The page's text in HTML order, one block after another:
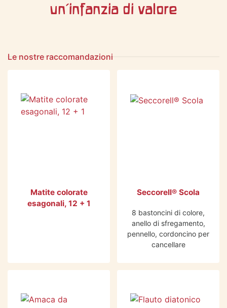
un'infanzia di valore
Le nostre raccomandazioni
Matite colorate
esagonali, 12 + 1
Seccorell® Scola
8 bastoncini di colore,
anello di sfregamento,
pennello, cordoncino per
cancellare